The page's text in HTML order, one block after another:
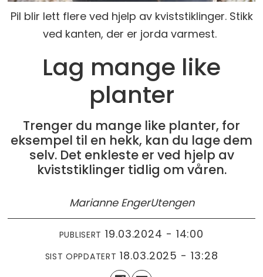
Pil blir lett flere ved hjelp av kviststiklinger. Stikk
ved kanten, der er jorda varmest.
Lag mange like
planter
Trenger du mange like planter, for
eksempel til en hekk, kan du lage dem
selv. Det enkleste er ved hjelp av
kviststiklinger tidlig om våren.
Marianne EngerUtengen
PUBLISERT 19.03.2024 - 14:00
SIST OPPDATERT 18.03.2025 - 13:28